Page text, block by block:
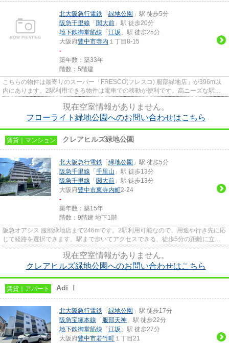
北大阪急行電鉄 「 緑地公園 」駅 徒歩5分
阪急千里線 「 関大前 」駅 徒歩20分
地下鉄御堂筋線 「 江坂 」駅 徒歩25分
大阪府豊中市寺内 １丁目8-15
-
築年数：築33年
階数：5階建
こちらの物件は最寄りのスーパー「FRESCO(フレスコ) 服部緑地店」が396m以
内にあります。2駅利用できる物件は電車での移動が便利です。高ニーズな駅近
現在空室情報がありません。
フローライト緑地公園へのお問い合わせはこちら
賃貸｜マンション クレアヒルズ緑地公園
北大阪急行電鉄 「 緑地公園 」駅 徒歩5分
阪急千里線 「 千里山 」駅 徒歩13分
阪急千里線 「 関大前 」駅 徒歩13分
大阪府豊中市東寺内町2-24
-
築年数：築15年
階数：9階建 地下1階
阪急オアシス 服部緑地店まで246mです。2駅利用可能なので、用途や行き先に応
じて経路を選択できます。駅まで歩いてアクセスできる、徒歩5分の距離に立地
現在空室情報がありません。
クレアヒルズ緑地公園へのお問い合わせはこちら
賃貸｜アパート Adi Ⅰ
北大阪急行電鉄 「 緑地公園 」駅 徒歩17分
阪急宝塚本線 「 服部天神 」駅 徒歩22分
地下鉄御堂筋線 「 江坂 」駅 徒歩27分
大阪府豊中市若竹町 １丁目21